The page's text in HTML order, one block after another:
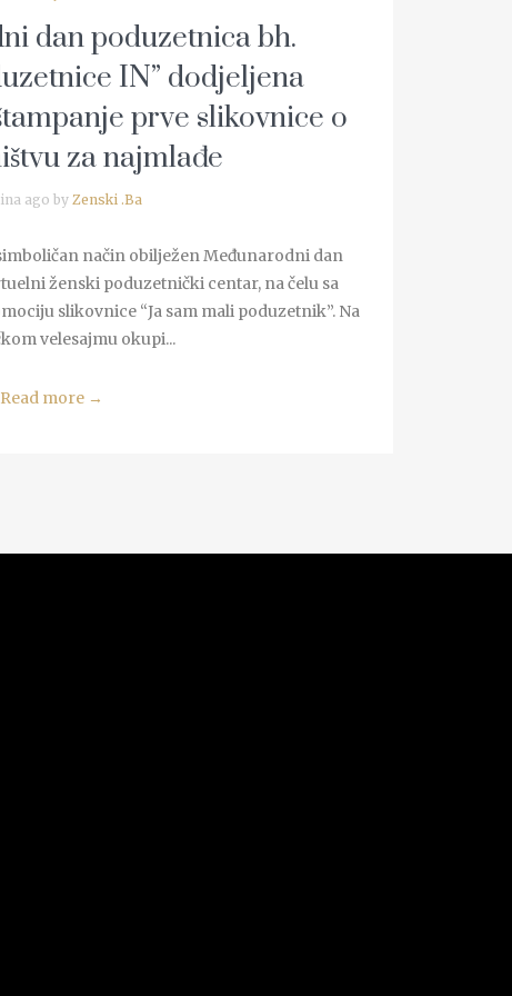
dan poduzetnica bh.
IN” dodjeljena
prve slikovnice o
za najmlađe
ago byZenski .Ba
način obilježen Međunarodni dan
ženski poduzetnički centar, na čelu sa
slikovnice “Ja sam mali poduzetnik”. Na
velesajmu okupi...
Read more →